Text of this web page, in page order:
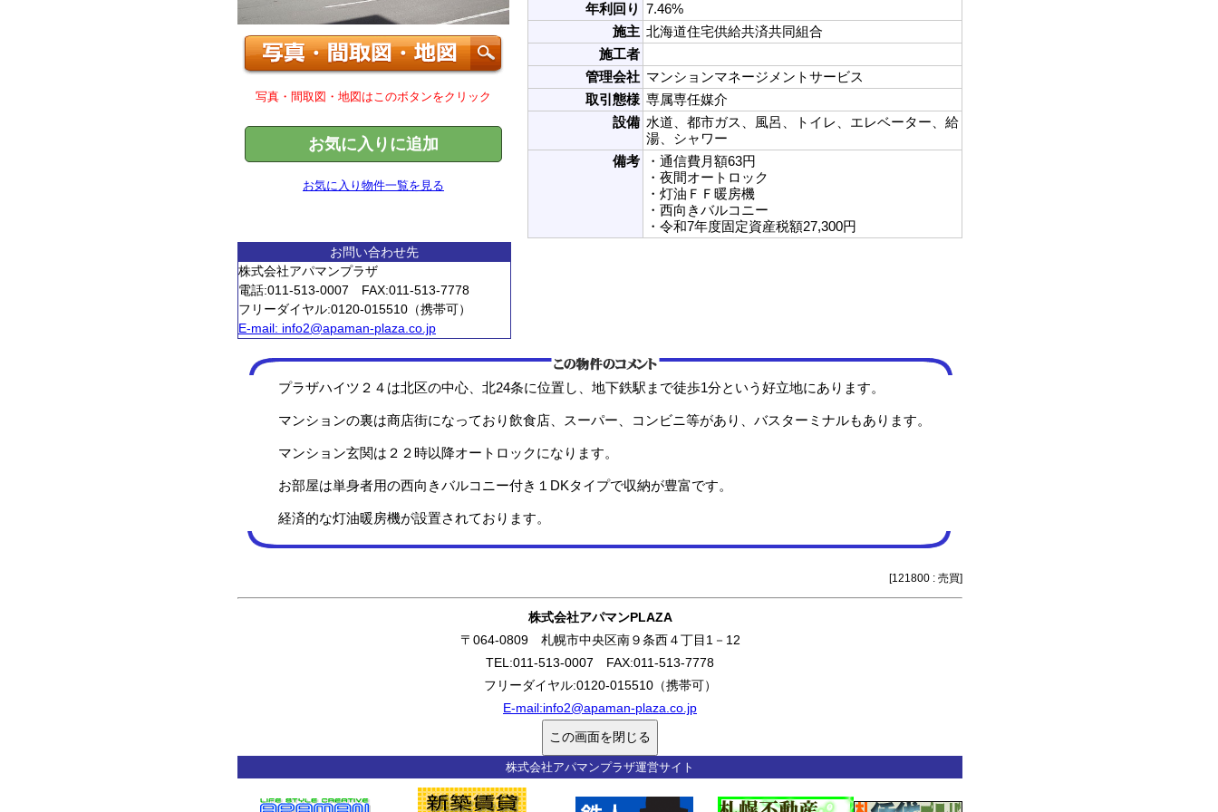
写真・間取図・地図はこのボタンをクリック
お気に入りに追加
お気に入り物件一覧を見る
お問い合わせ先
株式会社アパマンプラザ
電話:011-513-0007 FAX:011-513-7778
フリーダイヤル:0120-015510（携帯可）
E-mail: info2@apaman-plaza.co.jp
年利回り 7.46%
施主 北海道住宅供給共済共同組合
施工者
管理会社 マンションマネージメントサービス
取引態様 専属専任媒介
設備 水道、都市ガス、風呂、トイレ、エレベーター、給
湯、シャワー
備考
・通信費月額63円
・夜間オートロック
・灯油ＦＦ暖房機
・西向きバルコニー
・令和7年度固定資産税額27,300円
プラザハイツ２４は北区の中心、北24条に位置し、地下鉄駅まで徒歩1分という好立地にあります。
マンションの裏は商店街になっており飲食店、スーパー、コンビニ等があり、バスターミナルもあります。
マンション玄関は２２時以降オートロックになります。
お部屋は単身者用の西向きバルコニー付き１DKタイプで収納が豊富です。
経済的な灯油暖房機が設置されております。
[121800 : 売買]
株式会社アパマンPLAZA
〒064-0809 札幌市中央区南９条西４丁目1－12
TEL:011-513-0007 FAX:011-513-7778
フリーダイヤル:0120-015510（携帯可）
E-mail:info2@apaman-plaza.co.jp
株式会社アパマンプラザ運営サイト